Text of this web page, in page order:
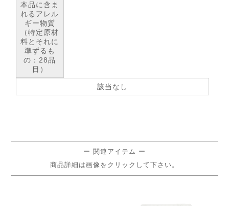
本品に含ま
れるアレル
ギー物質
（特定原材
料とそれに
準ずるも
の：28品
目）
該当なし
ー 関連アイテム ー
商品詳細は画像をクリックして下さい。